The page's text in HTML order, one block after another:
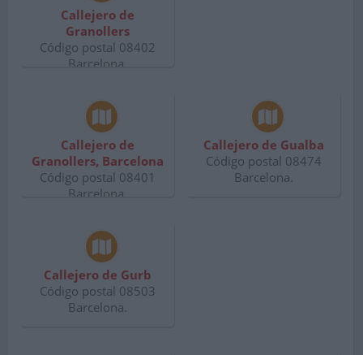
Callejero de
Granollers
Código postal 08402
Barcelona.
Callejero de
Granollers, Barcelona
Código postal 08401
Barcelona.
Callejero de Gualba
Código postal 08474
Barcelona.
Callejero de Gurb
Código postal 08503
Barcelona.